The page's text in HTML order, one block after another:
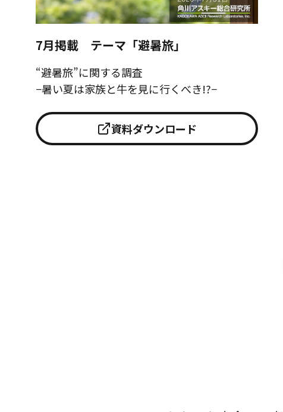
7月掲載 テーマ「避暑旅」
“避暑旅”に関する調査
−暑い夏は家族と牛を見に行くべき!?−
資料ダウンロード